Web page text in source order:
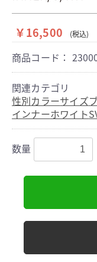
￥16,500 (税込)
商品コード：
関連カテゴリ
性別カラーサイズ
インナーホワイトS
数量